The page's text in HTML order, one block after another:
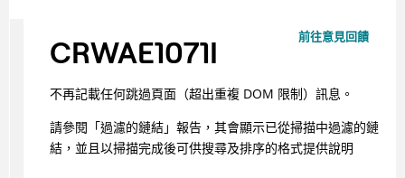
前往意見回饋
CRWAE1071I
不再記載任何跳過頁面（超出重複 DOM 限制）訊息。
請參閱「過濾的鏈結」報告，其會顯示已從掃描中過濾的鏈
結，並且以掃描完成後可供搜尋及排序的格式提供說明